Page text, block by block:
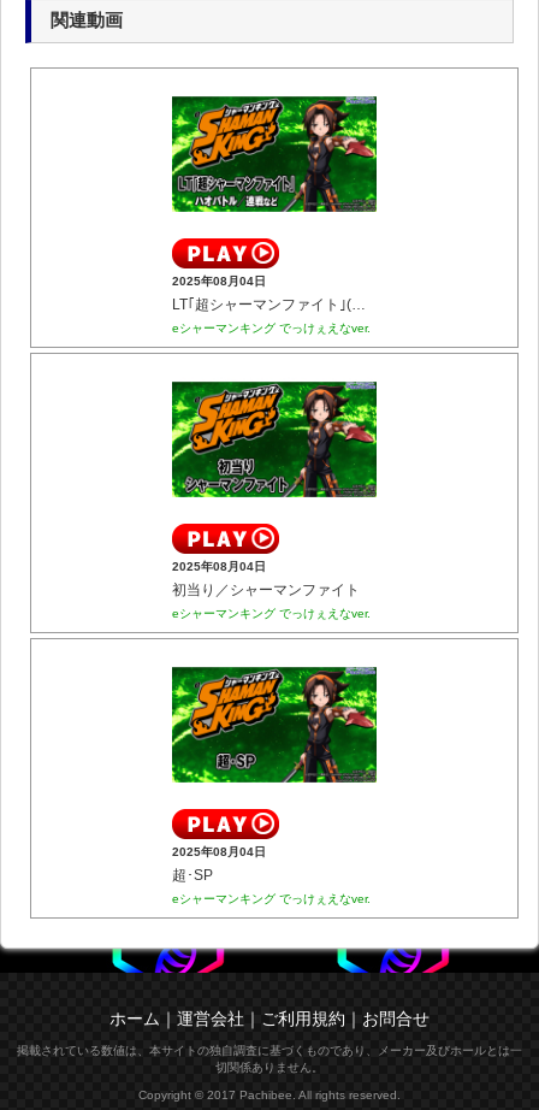
関連動画
2025年08月04日
LT｢超シャーマンファイト｣(ハオバトル／連戦など)
eシャーマンキング でっけぇえなver.
2025年08月04日
初当り／シャーマンファイト
eシャーマンキング でっけぇえなver.
2025年08月04日
超･SP
eシャーマンキング でっけぇえなver.
ホーム ｜ 運営会社 ｜ ご利用規約 ｜ お問合せ
掲載されている数値は、本サイトの独自調査に基づくものであり、メーカー及びホールとは一
切関係ありません。
Copyright © 2017 Pachibee. All rights reserved.